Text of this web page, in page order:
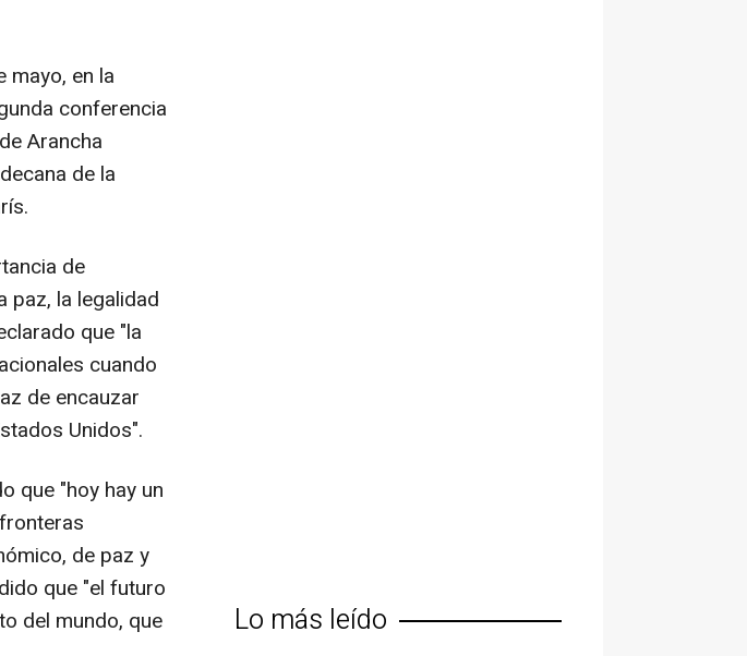
mayo, en la
conferencia
Arancha
de la
de
paz, la legalidad
que "la
cuando
de encauzar
Unidos".
que "hoy hay un
de paz y
que "el futuro
del mundo, que
Lo más leído